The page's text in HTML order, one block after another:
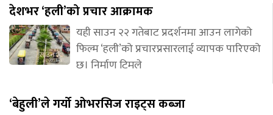
देशभर ‘हली’को प्रचार आक्रामक
यही साउन २२ गतेबाट प्रदर्शनमा आउन लागेको
फिल्म ‘हली’को प्रचारप्रसारलाई व्यापक पारिएको
छ। निर्माण टिमले
‘बेहुली’ले गर्यो ओभरसिज राइट्स कब्जा